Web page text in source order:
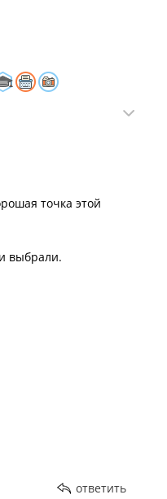
точка этой
выбрали.
ответить